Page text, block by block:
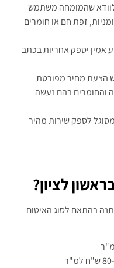
שהמומחה משתמש
זפת חם או חומרים
אמין יספק אחריות בכתב
הצעת מחיר מפורטת
והחומרים בהם נעשה
לספק שירות מהיר
לציון?
בהתאם לסוג האיטום